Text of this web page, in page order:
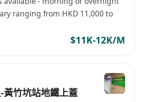
ranging from HKD 11,000 to
$11K-12K/M
黃竹坑站地鐵上蓋